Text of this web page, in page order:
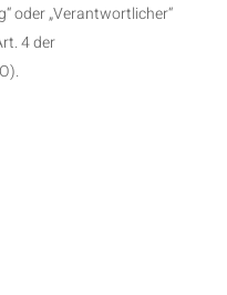
oder „Verantwortlicher“
4 der